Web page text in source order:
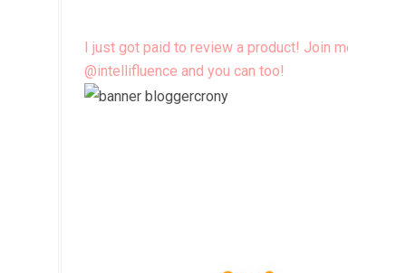
I just got paid to review a product! Join me
@intellifluence and you can too!